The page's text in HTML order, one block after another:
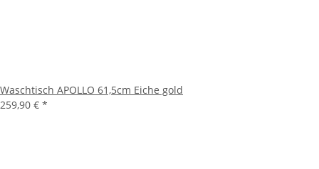
Waschtisch APOLLO 61,5cm Eiche gold
259,90 € *